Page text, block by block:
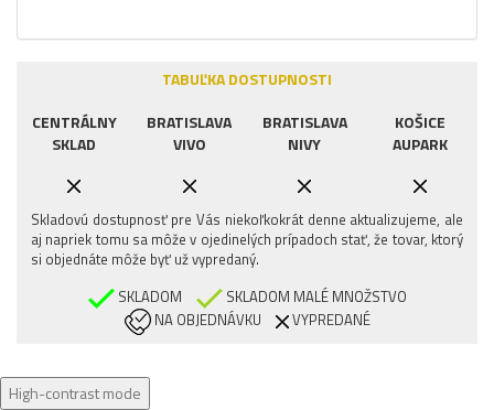
TABUĽKA DOSTUPNOSTI
CENTRÁLNY
SKLAD
BRATISLAVA
VIVO
BRATISLAVA
NIVY
KOŠICE
AUPARK
Skladovú dostupnosť pre Vás niekoľkokrát denne aktualizujeme, ale
aj napriek tomu sa môže v ojedinelých prípadoch stať, že tovar, ktorý
si objednáte môže byť už vypredaný.
SKLADOM
SKLADOM MALÉ MNOŽSTVO
NA OBJEDNÁVKU
VYPREDANÉ
High-contrast mode